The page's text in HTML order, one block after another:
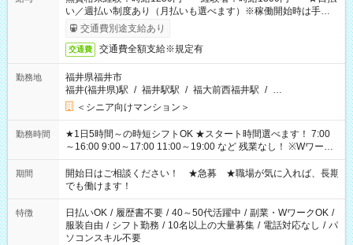
い／週払い制度あり（月払いも選べます）※稼働開始時は手続き
完了次第のお支払いとなります。
交通費別途支給あり
交通費 交通費全額支給※規定有
勤務地
福井県福井市
福井(福井県)駅 / 福井駅駅 / 福大前西福井駅 / …
＜シニア向けマンション＞
勤務時間
★1日5時間～の時短シフトOK ★スタート時間選べます！ 7:00
～16:00 9:00～17:00 11:00～19:00 など 残業なし！ ※Wワーク
の場合、他のお仕事と合わせ週40時間超の就業はご案内できま
せん ※法令に基づき、週20時間以上勤務は社会保険への加入対
象となります ※労働者派遣法（日雇い派遣の原則禁止）によ
り、短時間・短期間の就業はご案内が難しい場合があります
期間
開始日はご相談ください！ ★急募 ★職場が気に入れば、長期
でも働けます！
特徴 日払いOK / 履歴書不要 / 40～50代活躍中 / 副業・WワークOK /
服装自由 / シフト勤務 / 10名以上の大量募集 / 電話対応なし / パ
ソコンスキル不要